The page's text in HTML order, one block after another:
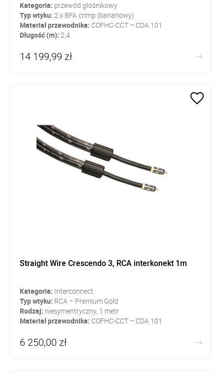
Kategoria: przewód głośnikowy
Typ wtyku: 2 x BFA crimp (bananowy)
Materiał przewodnika: COFHC-CCT – CDA 101
Długość (m): 2,4
14 199,99 zł
Straight Wire Crescendo 3, RCA interkonekt 1m
Kategoria: Interconnect
Typ wtyku: RCA – Premium Gold
Rodzaj: niesymentryczny, 1 metr
Materiał przewodnika: COFHC-CCT – CDA 101
6 250,00 zł